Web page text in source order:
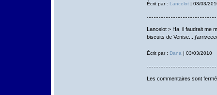
Écrit par : Lancelot| 03/03/
Lancelot > Ha, il faudrait me
biscuits de Venise...
Écrit par : Dana | 03/03/2010
Les commentaires sont